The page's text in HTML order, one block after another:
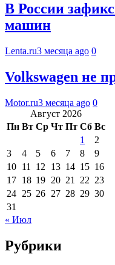
В России
машин
Lenta.ru3 месяца ago 0
Volkswagen не
Motor.ru3 месяца ago 0
Август 2026
Пн Вт Ср Чт Пт Сб Вс
1
2
3
4 5 6 7 8
9
10 11 12 13 14 15 16
17 18 19 20 21 22 23
24 25 26 27 28 29 30
31
« Июл
Рубрики